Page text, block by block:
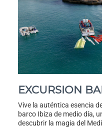
EXCURSION
Vive la auténtica esencia
barco Ibiza de medio día,
descubrir la magia del